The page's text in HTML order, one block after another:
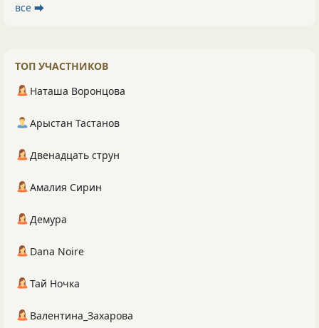
все ⮕
ТОП УЧАСТНИКОВ
Наташа Воронцова
Арыстан Тастанов
Двенадцать струн
Амалия Сирин
Демура
Dana Noire
Тай Ночка
Валентина_Захарова